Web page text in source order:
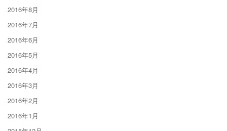
2016年8月
2016年7月
2016年6月
2016年5月
2016年4月
2016年3月
2016年2月
2016年1月